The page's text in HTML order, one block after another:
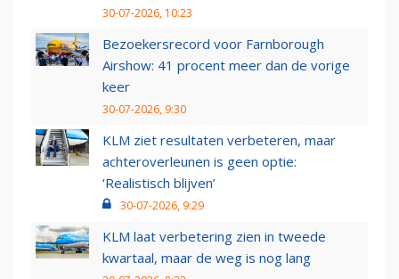
30-07-2026, 10:23
Bezoekersrecord voor Farnborough
Airshow: 41 procent meer dan de vorige
keer
30-07-2026, 9:30
KLM ziet resultaten verbeteren, maar
achteroverleunen is geen optie:
‘Realistisch blijven’
30-07-2026, 9:29
KLM laat verbetering zien in tweede
kwartaal, maar de weg is nog lang